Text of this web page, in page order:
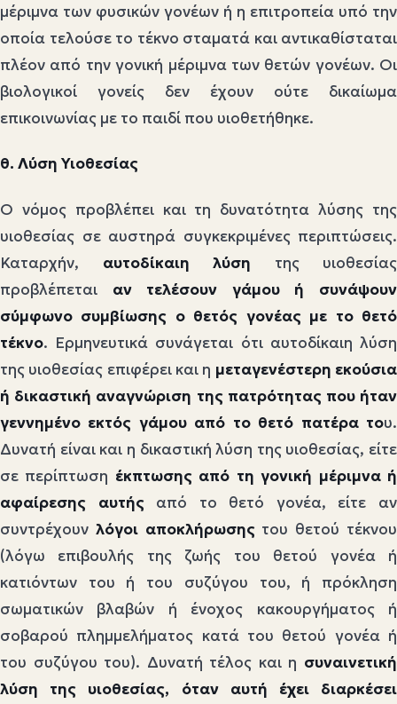
μέριμνα των φυσικών γονέων ή η επιτροπεία υπό την
οποία τελούσε το τέκνο σταματά και αντικαθίσταται
πλέον από την γονική μέριμνα των θετών γονέων. Οι
βιολογικοί γονείς δεν έχουν ούτε δικαίωμα
επικοινωνίας με το παιδί που υιοθετήθηκε.
θ. Λύση Υιοθεσίας
Ο νόμος προβλέπει και τη δυνατότητα λύσης της
υιοθεσίας σε αυστηρά συγκεκριμένες περιπτώσεις.
Καταρχήν, αυτοδίκαιη λύση της υιοθεσίας
προβλέπεται αν τελέσουν γάμου ή συνάψουν
σύμφωνο συμβίωσης ο θετός γονέας με το θετό
τέκνο. Ερμηνευτικά συνάγεται ότι αυτοδίκαιη λύση
της υιοθεσίας επιφέρει και η μεταγενέστερη εκούσια
ή δικαστική αναγνώριση της πατρότητας που ήταν
γεννημένο εκτός γάμου από το θετό πατέρα του.
Δυνατή είναι και η δικαστική λύση της υιοθεσίας, είτε
σε περίπτωση έκπτωσης από τη γονική μέριμνα ή
αφαίρεσης αυτής από το θετό γονέα, είτε αν
συντρέχουν λόγοι αποκλήρωσης του θετού τέκνου
(λόγω επιβουλής της ζωής του θετού γονέα ή
κατιόντων του ή του συζύγου του, ή πρόκληση
σωματικών βλαβών ή ένοχος κακουργήματος ή
σοβαρού πλημμελήματος κατά του θετού γονέα ή
του συζύγου του). Δυνατή τέλος και η συναινετική
λύση της υιοθεσίας, όταν αυτή έχει διαρκέσει